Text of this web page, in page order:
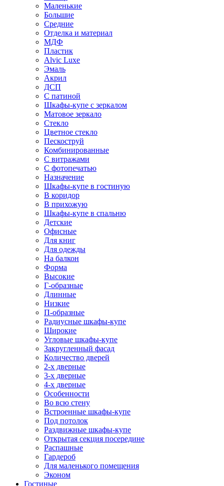
Маленькие
Большие
Средние
Отделка и материал
МДФ
Пластик
Alvic Luxe
Эмаль
Акрил
ДСП
С патиной
Шкафы-купе с зеркалом
Матовое зеркало
Стекло
Цветное стекло
Пескоструй
Комбинированные
С витражами
С фотопечатью
Назначение
Шкафы-купе в гостиную
В коридор
В прихожую
Шкафы-купе в спальню
Детские
Офисные
Для книг
Для одежды
На балкон
Форма
Высокие
Г-образные
Длинные
Низкие
П-образные
Радиусные шкафы-купе
Широкие
Угловые шкафы-купе
Закругленный фасад
Количество дверей
2-х дверные
3-х дверные
4-х дверные
Особенности
Во всю стену
Встроенные шкафы-купе
Под потолок
Раздвижные шкафы-купе
Открытая секция посередине
Распашные
Гардероб
Для маленького помещения
Эконом
Гостиные